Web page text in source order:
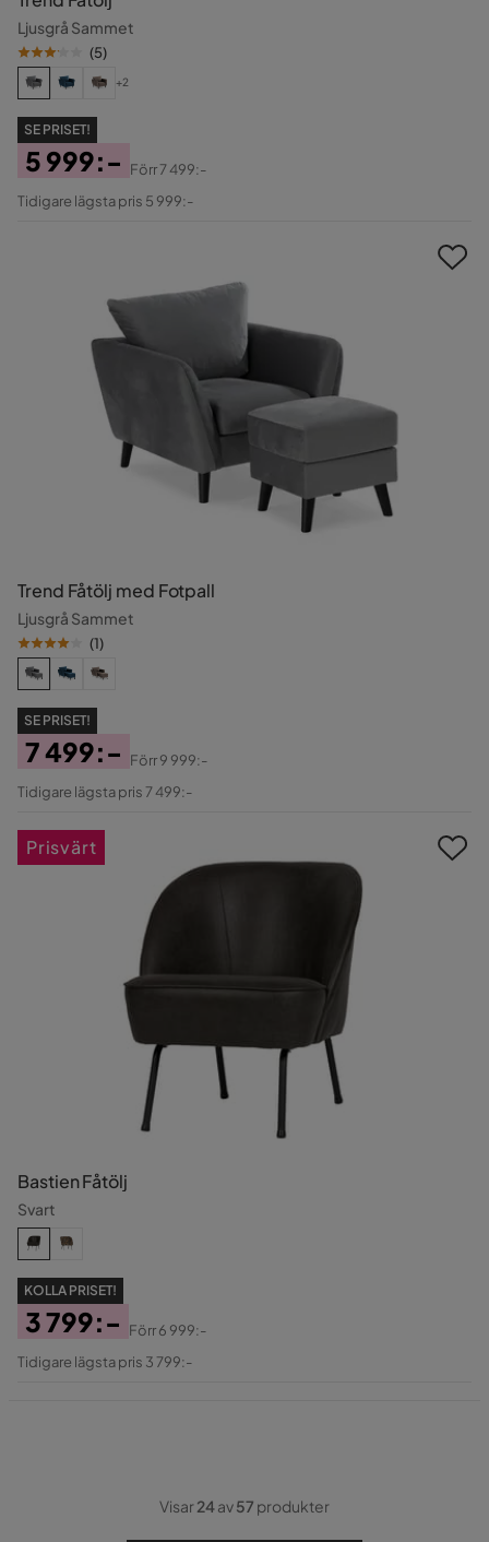
Ljusgrå Sammet
(5)
+2
SE PRISET!
Pris
5 999:-
Original
Förr7 499:-
Tidigare lägsta pris 5 999:-
Trend Fåtölj med Fotpall
Ljusgrå Sammet
(1)
SE PRISET!
Pris
7 499:-
Original
Förr9 999:-
Tidigare lägsta pris 7 499:-
Bastien Fåtölj
Svart
KOLLA PRISET!
Pris
3 799:-
Original
Förr6 999:-
Tidigare lägsta pris 3 799:-
Prisvärt
Visar24av57 produkter